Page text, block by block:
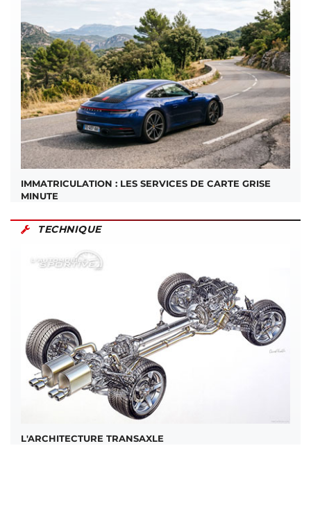
IMMATRICULATION : LES SERVICES DE CARTE GRISE
MINUTE
TECHNIQUE
L'ARCHITECTURE TRANSAXLE